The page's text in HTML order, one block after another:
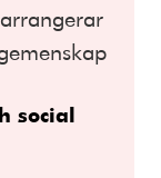
social